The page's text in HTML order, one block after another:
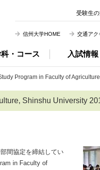
・コース 入試情報
受験生
信州大学HOME 交通アク
Program in Faculty of
Shinshu University
間協定を締結してい
in Faculty of